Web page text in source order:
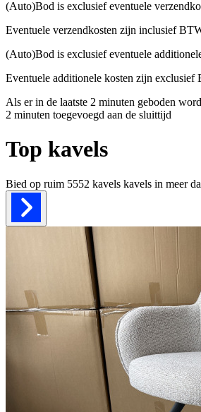
(Auto)Bod is exclusief eventuele
Eventuele verzendkosten zijn inclusief
(Auto)Bod is exclusief eventuele
Eventuele additionele kosten zijn exclusief
Als er in de laatste 2 minuten geboden
2 minuten toegevoegd aan de sluittijd
Top kavels
Bied op ruim 5552 kavels kavels in meer